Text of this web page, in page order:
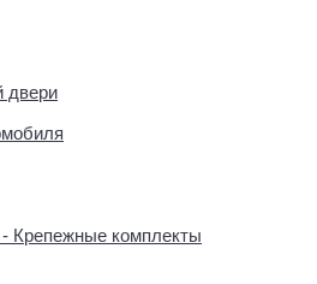
двери
Крепежные комплекты